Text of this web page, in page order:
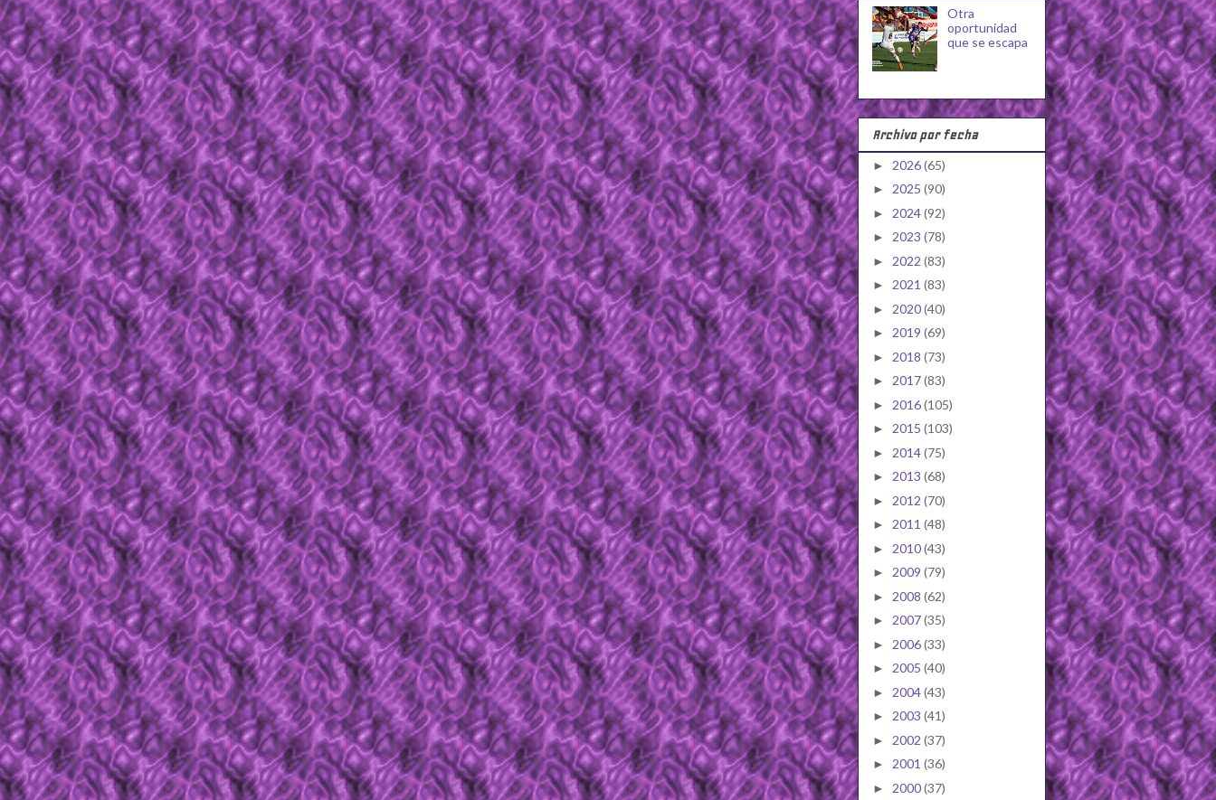
Otra
oportunidad
que se escapa
Archivo por fecha
► 2026(65)
► 2025 (90)
► 2024(92)
► 2023 (78)
► 2022 (83)
► 2021 (83)
► 2020(40)
► 2019 (69)
► 2018 (73)
► 2017(83)
► 2016(105)
► 2015 (103)
► 2014(75)
► 2013 (68)
► 2012 (70)
► 2011 (48)
► 2010(43)
► 2009 (79)
► 2008 (62)
► 2007(35)
► 2006(33)
► 2005 (40)
► 2004(43)
► 2003 (41)
► 2002 (37)
► 2001 (36)
► 2000(37)